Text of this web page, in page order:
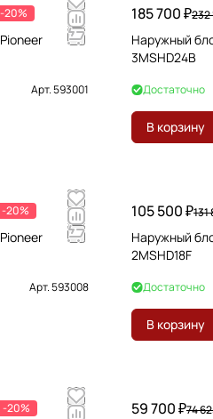
-20%
Арт.593001
185 700 ₽232
Наружный
3MSHD24B
Достаточно
В корзину
-20%
Арт.593008
105 500 ₽131
Наружный
2MSHD18F
Достаточно
В корзину
-20% 59 700 ₽74